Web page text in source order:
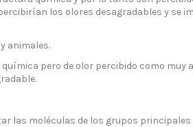
los olores desagradables y se
animales.
pero de olor percibido como muy
las moléculas de los grupos